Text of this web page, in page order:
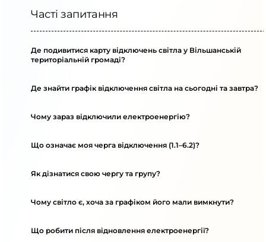
Часті запитання
Де подивитися карту відключень світла у Вільшанській
територіальній громаді?
Де знайти графік відключення світла на сьогодні та завтра?
Чому зараз відключили електроенергію?
Що означає моя черга відключення (1.1–6.2)?
Як дізнатися свою чергу та групу?
Чому світло є, хоча за графіком його мали вимкнути?
Що робити після відновлення електроенергії?